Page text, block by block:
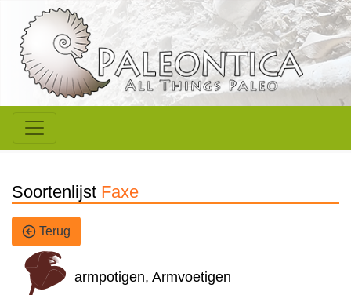
Soortenlijst Faxe
Terug
armpotigen, Armvoetigen